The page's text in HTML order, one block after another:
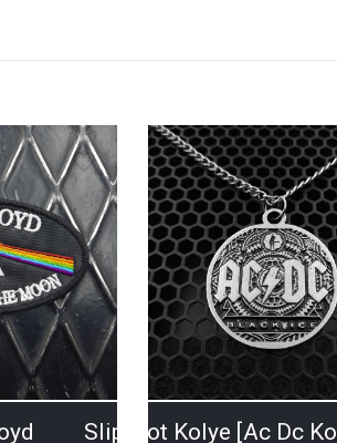
Slipknot Kolye [Ac Dc